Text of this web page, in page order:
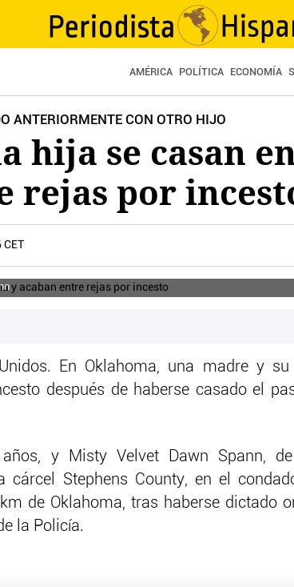
AMÉRICA POLÍTICA ECONOMÍA
ANTERIORMENTE CON OTRO HIJO
hija se casan
rejas por
CET
En Oklahoma, una madre y su
después de haberse casado el
y Misty Velvet Dawn Spann,
cárcel Stephens County, en el
de Oklahoma, tras haberse dictado
la Policía.